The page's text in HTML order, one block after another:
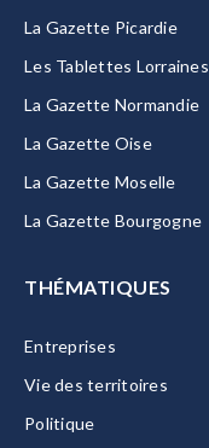
La Gazette Picardie
Les Tablettes Lorraines
La Gazette Normandie
La Gazette Oise
La Gazette Moselle
La Gazette Bourgogne
THÉMATIQUES
Entreprises
Vie des territoires
Politique